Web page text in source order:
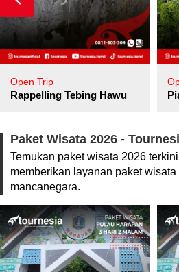
Open Trip
Rappelling Tebing Hawu
Paket Wisata 2026 -
Temukan paket wisata 2026
memberikan layanan paket
mancanegara.